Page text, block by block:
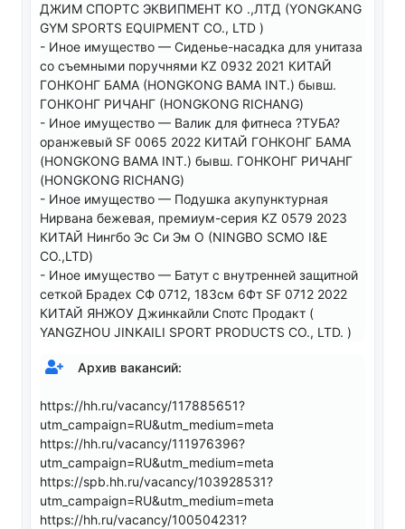
ДЖИМ СПОРТС ЭКВИПМЕНТ КО .,ЛТД (YONGKANG
GYM SPORTS EQUIPMENT CO., LTD )
- Иное имущество — Сиденье-насадка для унитаза
со съемными поручнями KZ 0932 2021 КИТАЙ
ГОНКОНГ БАМА (HONGKONG BAMA INT.) бывш.
ГОНКОНГ РИЧАНГ (HONGKONG RICHANG)
- Иное имущество — Валик для фитнеса ?ТУБА?
оранжевый SF 0065 2022 КИТАЙ ГОНКОНГ БАМА
(HONGKONG BAMA INT.) бывш. ГОНКОНГ РИЧАНГ
(HONGKONG RICHANG)
- Иное имущество — Подушка акупунктурная
Нирвана бежевая, премиум-серия KZ 0579 2023
КИТАЙ Нингбо Эс Си Эм О (NINGBO SCMO I&E
CO.,LTD)
- Иное имущество — Батут с внутренней защитной
сеткой Брадеx СФ 0712, 183см 6Фт SF 0712 2022
КИТАЙ ЯНЖОУ Джинкайли Спотс Продакт (
YANGZHOU JINKAILI SPORT PRODUCTS CO., LTD. )
Архив вакансий:
https://hh.ru/vacancy/117885651?
utm_campaign=RU&utm_medium=meta
https://hh.ru/vacancy/111976396?
utm_campaign=RU&utm_medium=meta
https://spb.hh.ru/vacancy/103928531?
utm_campaign=RU&utm_medium=meta
https://hh.ru/vacancy/100504231?